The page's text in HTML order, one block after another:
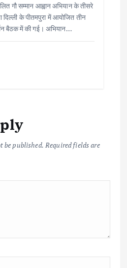
गौ सम्मान आह्वान अभियान के तीसरे
के पीतमपुरा में आयोजित तीन
बैठक में की गई। अभियान…
be published. Required fields are